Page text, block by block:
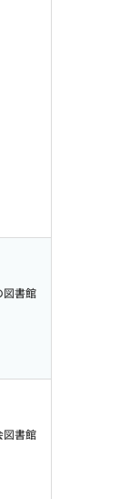
図書館
図書館